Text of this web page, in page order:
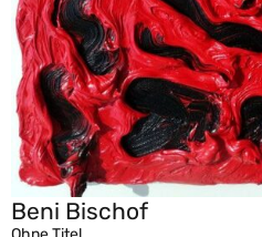
Beni Bischof